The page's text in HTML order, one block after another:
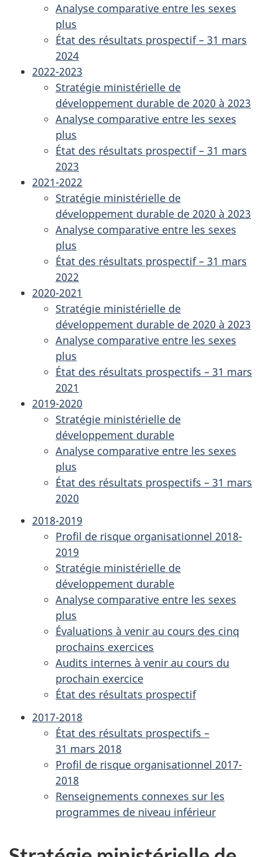
Analyse comparative entre les sexes
plus
État des résultats prospectif – 31 mars
2024
2022-2023
Stratégie ministérielle de
développement durable de 2020 à 2023
Analyse comparative entre les sexes
plus
État des résultats prospectif – 31 mars
2023
2021-2022
Stratégie ministérielle de
développement durable de 2020 à 2023
Analyse comparative entre les sexes
plus
État des résultats prospectif – 31 mars
2022
2020-2021
Stratégie ministérielle de
développement durable de 2020 à 2023
Analyse comparative entre les sexes
plus
État des résultats prospectifs – 31 mars
2021
2019-2020
Stratégie ministérielle de
développement durable
Analyse comparative entre les sexes
plus
État des résultats prospectifs – 31 mars
2020
2018-2019
Profil de risque organisationnel 2018-
2019
Stratégie ministérielle de
développement durable
Analyse comparative entre les sexes
plus
Évaluations à venir au cours des cinq
prochains exercices
Audits internes à venir au cours du
prochain exercice
État des résultats prospectif
2017-2018
État des résultats prospectifs –
31 mars 2018
Profil de risque organisationnel 2017-
2018
Renseignements connexes sur les
programmes de niveau inférieur